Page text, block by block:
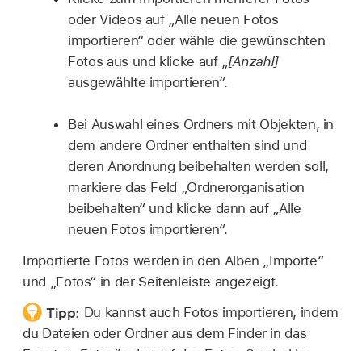
oder Videos auf „Alle neuen Fotos
importieren“ oder wähle die gewünschten
Fotos aus und klicke auf „[Anzahl]
ausgewählte importieren“.
Bei Auswahl eines Ordners mit Objekten, in
dem andere Ordner enthalten sind und
deren Anordnung beibehalten werden soll,
markiere das Feld „Ordnerorganisation
beibehalten“ und klicke dann auf „Alle
neuen Fotos importieren“.
Importierte Fotos werden in den Alben „Importe“
und „Fotos“ in der Seitenleiste angezeigt.
Tipp: Du kannst auch Fotos importieren, indem
du Dateien oder Ordner aus dem Finder in das